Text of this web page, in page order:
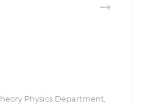
Physics Department,